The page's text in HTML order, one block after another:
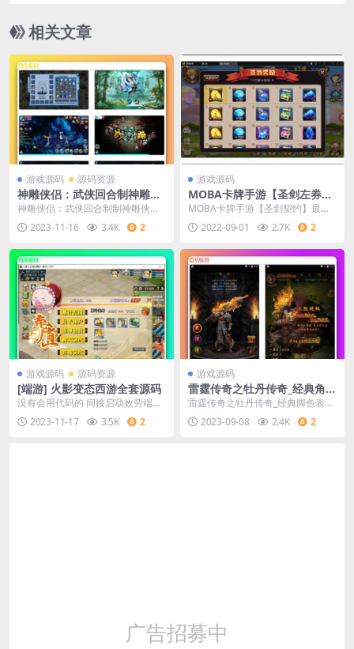
相关文章
游戏源码 源码资源
神雕侠侣：武侠回合制神雕侠
侣 VM镜像单机一键端/Linux
学习手工端 通用视频教程
神雕侠侣：武侠回合制制神雕侠侣
VM镜像单机一键端+Linux学习手工
端 通用视...
2023-11-16 3.4K 2
游戏源码
MOBA卡牌手游【圣剑左券】
最新整顿Win一键效劳端+GM
助手
MOBA卡牌手游【圣剑契约】最新
整理Win一键服务端+GM工具
2022-09-01 2.7K 2
游戏源码 源码资源
[端游] 火影变态西游全套源码
没有会用代码的 间接启动效劳端→
衔接网关→启动客户端就能间接进
入游戏想代码启动的...
2023-11-17 3.5K 2
游戏源码
雷霆传奇之牡丹传奇_经典角色
扮演闯关剧情类三网H5全网通
雷霆传奇之牡丹传奇_经典脚色表演
闯关剧情类三网H5全网通手游_Linu
x效劳端代...
2023-09-08 2.4K 2